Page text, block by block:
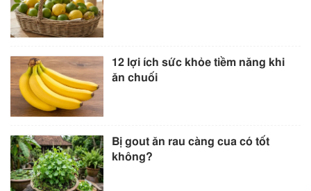
12 lợi ích sức khỏe tiềm năng khi
ăn chuối
Bị gout ăn rau càng cua có tốt
không?